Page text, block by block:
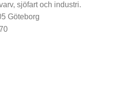
sjöfart och industri.
Göteborg